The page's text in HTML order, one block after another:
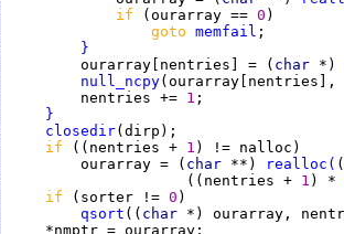
if (ourarray == 0
goto memfail
}
         ourarray[nentries] = (
char *)
null_ncpy(ourarray[nentries],
         nentries +=
1
}
closedir
if ((nentries + 1
         ourarray = (
char **) realloc ( (
                     ((nentries +
1 ) *
if (sorter != 0
qsort (( char *) ourarray,